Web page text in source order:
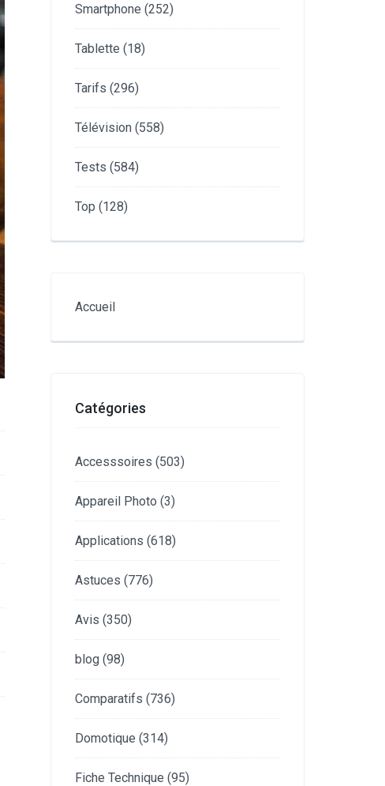
Smartphone (252)
Tablette (18)
Tarifs (296)
Télévision (558)
Tests (584)
Top (128)
Accueil
Catégories
Accesssoires (503)
Appareil Photo (3)
Applications (618)
Astuces (776)
Avis (350)
blog (98)
Comparatifs (736)
Domotique (314)
Fiche Technique (95)